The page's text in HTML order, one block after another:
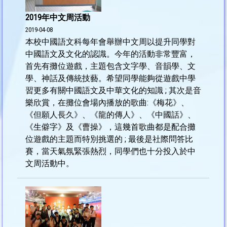
2019年中文周活動
2019-04-08
本校中國語文科每年會舉辦中文周以提升同學對
中國語文及文化的認識。今年的活動非常豐富，
首先有攤位遊戲，主題包含文字學、音韻學、文
學、神話及傳統技藝。希望同學能夠從遊戲中學
習更多有關中國語文及中華文化的知識 ; 其次是音
樂欣賞，在攤位會場內播放的歌曲:《梅花》、
《但願人長久》、《龍的傳人》、《中國話》、
《生僻字》及《曹操》，這幾首歌曲都是配合攤
位遊戲的主題而特別挑選的 ; 最後是社際問答比
賽，當天氣氛緊張熱烈，同學們也十分投入於中
文周活動中。